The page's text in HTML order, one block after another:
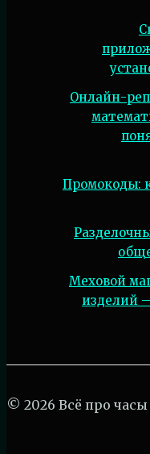
Онлайн-
Промокоды:
Меховой
изделий
© 2026 Всё про часы